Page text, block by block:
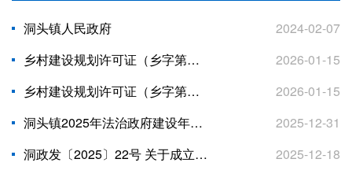
洞头镇人民政府
2024-02-07
乡村建设规划许可证（乡字第：4502252026XG0022639）公示
2026-01-15
乡村建设规划许可证（乡字第：4502252026XG0023650）公示
2026-01-15
洞头镇2025年法治政府建设年度报告
2025-12-31
洞政发〔2025〕22号 关于成立洞头镇2025年基本公共卫生服务项目工作领导小组的通知
2025-12-18